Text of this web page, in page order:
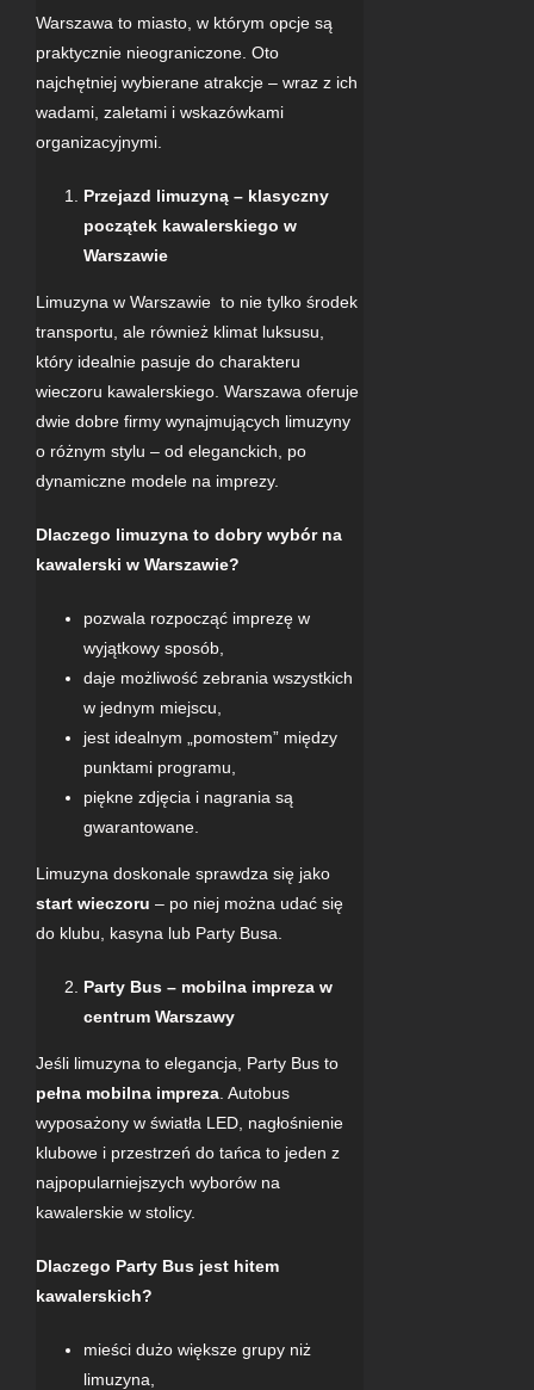
Warszawa to miasto, w którym opcje są
praktycznie nieograniczone. Oto
najchętniej wybierane atrakcje – wraz z ich
wadami, zaletami i wskazówkami
organizacyjnymi.
Przejazd limuzyną – klasyczny
początek kawalerskiego w
Warszawie
Limuzyna w Warszawie to nie tylko środek
transportu, ale również klimat luksusu,
który idealnie pasuje do charakteru
wieczoru kawalerskiego. Warszawa oferuje
dwie dobre firmy wynajmujących limuzyny
o różnym stylu – od eleganckich, po
dynamiczne modele na imprezy.
Dlaczego limuzyna to dobry wybór na
kawalerski w Warszawie?
pozwala rozpocząć imprezę w
wyjątkowy sposób,
daje możliwość zebrania wszystkich
w jednym miejscu,
jest idealnym „pomostem” między
punktami programu,
piękne zdjęcia i nagrania są
gwarantowane.
Limuzyna doskonale sprawdza się jako
start wieczoru – po niej można udać się
do klubu, kasyna lub Party Busa.
Party Bus – mobilna impreza w
centrum Warszawy
Jeśli limuzyna to elegancja, Party Bus to
pełna mobilna impreza . Autobus
wyposażony w światła LED, nagłośnienie
klubowe i przestrzeń do tańca to jeden z
najpopularniejszych wyborów na
kawalerskie w stolicy.
Dlaczego Party Bus jest hitem
kawalerskich?
mieści dużo większe grupy niż
limuzyna,